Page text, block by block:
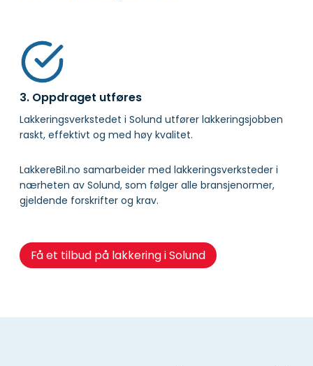
3. Oppdraget utføres
Lakkeringsverkstedet i Solund utfører lakkeringsjobben
raskt, effektivt og med høy kvalitet.
LakkereBil.no samarbeider med lakkeringsverksteder i
nærheten av Solund, som følger alle bransjenormer,
gjeldende forskrifter og krav.
Få et tilbud på lakkering i Solund